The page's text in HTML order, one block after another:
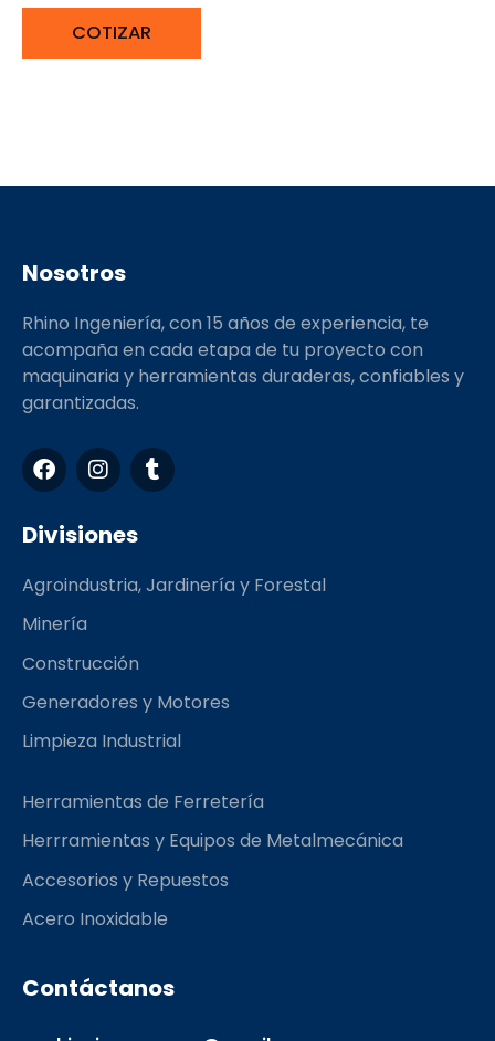
COTIZAR
Nosotros
Rhino Ingeniería, con 15 años de experiencia, te
acompaña en cada etapa de tu proyecto con
maquinaria y herramientas duraderas, confiables y
garantizadas.
F
a
c
e
b
o
k
I
n
s
t
a
r
T
u
m
Divisiones
Agroindustria, Jardinería y Forestal
Minería
Construcción
Generadores y Motores
Limpieza Industrial
Herramientas de Ferretería
Herrramientas y Equipos de Metalmecánica
Accesorios y Repuestos
Acero Inoxidable
Contáctanos